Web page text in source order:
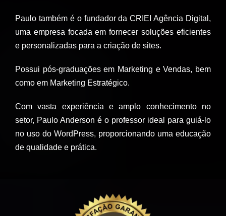
Paulo também é o fundador da CRIEI Agência Digital,
uma empresa focada em fornecer soluções eficientes
e personalizadas para a criação de sites.
Possui pós-graduações em Marketing e Vendas, bem
como em Marketing Estratégico.
Com vasta experiência e amplo conhecimento no
setor, Paulo Anderson é o professor ideal para guiá-lo
no uso do WordPress, proporcionando uma educação
de qualidade e prática.